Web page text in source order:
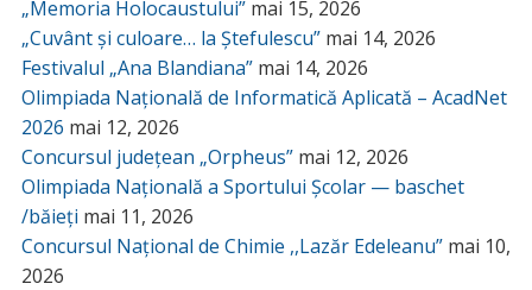
„Memoria Holocaustului” mai 15, 2026
„Cuvânt și culoare… la Ștefulescu” mai 14, 2026
Festivalul „Ana Blandiana” mai 14, 2026
Olimpiada Națională de Informatică Aplicată – AcadNet
2026 mai 12, 2026
Concursul județean „Orpheus” mai 12, 2026
Olimpiada Națională a Sportului Școlar — baschet
/băieți mai 11, 2026
Concursul Național de Chimie ,,Lazăr Edeleanu” mai 10,
2026